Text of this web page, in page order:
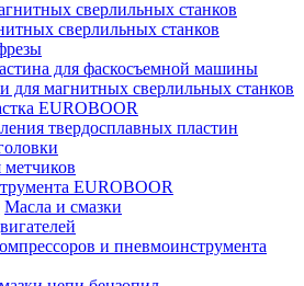
сверлильных станков
для фаскосъемной машины
для магнитных сверлильных станков
EUROBOOR
твердосплавных пластин
метчиков
EUROBOOR
Масла и смазки
и пневмоинструмента